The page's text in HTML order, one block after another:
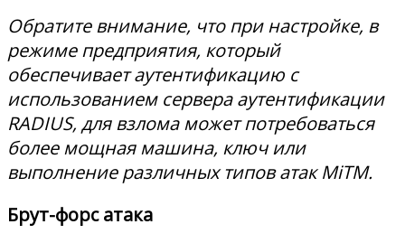
Обратите внимание, что при настройке, в
режиме предприятия, который
обеспечивает аутентификацию с
использованием сервера аутентификации
RADIUS, для взлома может потребоваться
более мощная машина, ключ или
выполнение различных типов атак MiTM.
Брут-форс атака